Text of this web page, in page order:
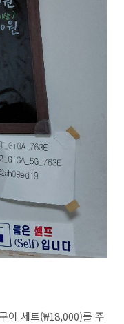
이 세트(₩18,000)를 주